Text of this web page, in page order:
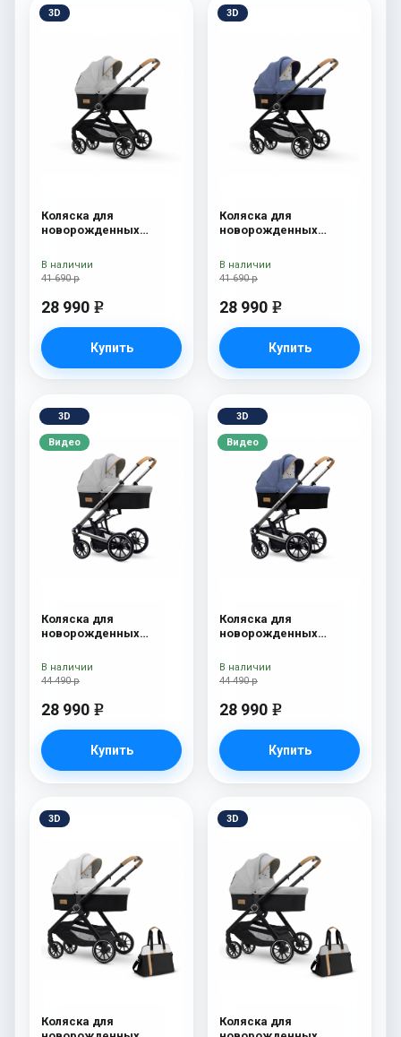
3D
Коляска для
новорожденных
41 690 р
28 990 e
Купить
В наличии
3D
Коляска для
новорожденных
41 690 р
28 990 e
Купить
В наличии
3D
Видео
Коляска для
новорожденных
44 490 р
28 990 e
Купить
В наличии
3D
Видео
Коляска для
новорожденных
44 490 р
28 990 e
Купить
В наличии
3D
Коляска для
3D
Коляска для